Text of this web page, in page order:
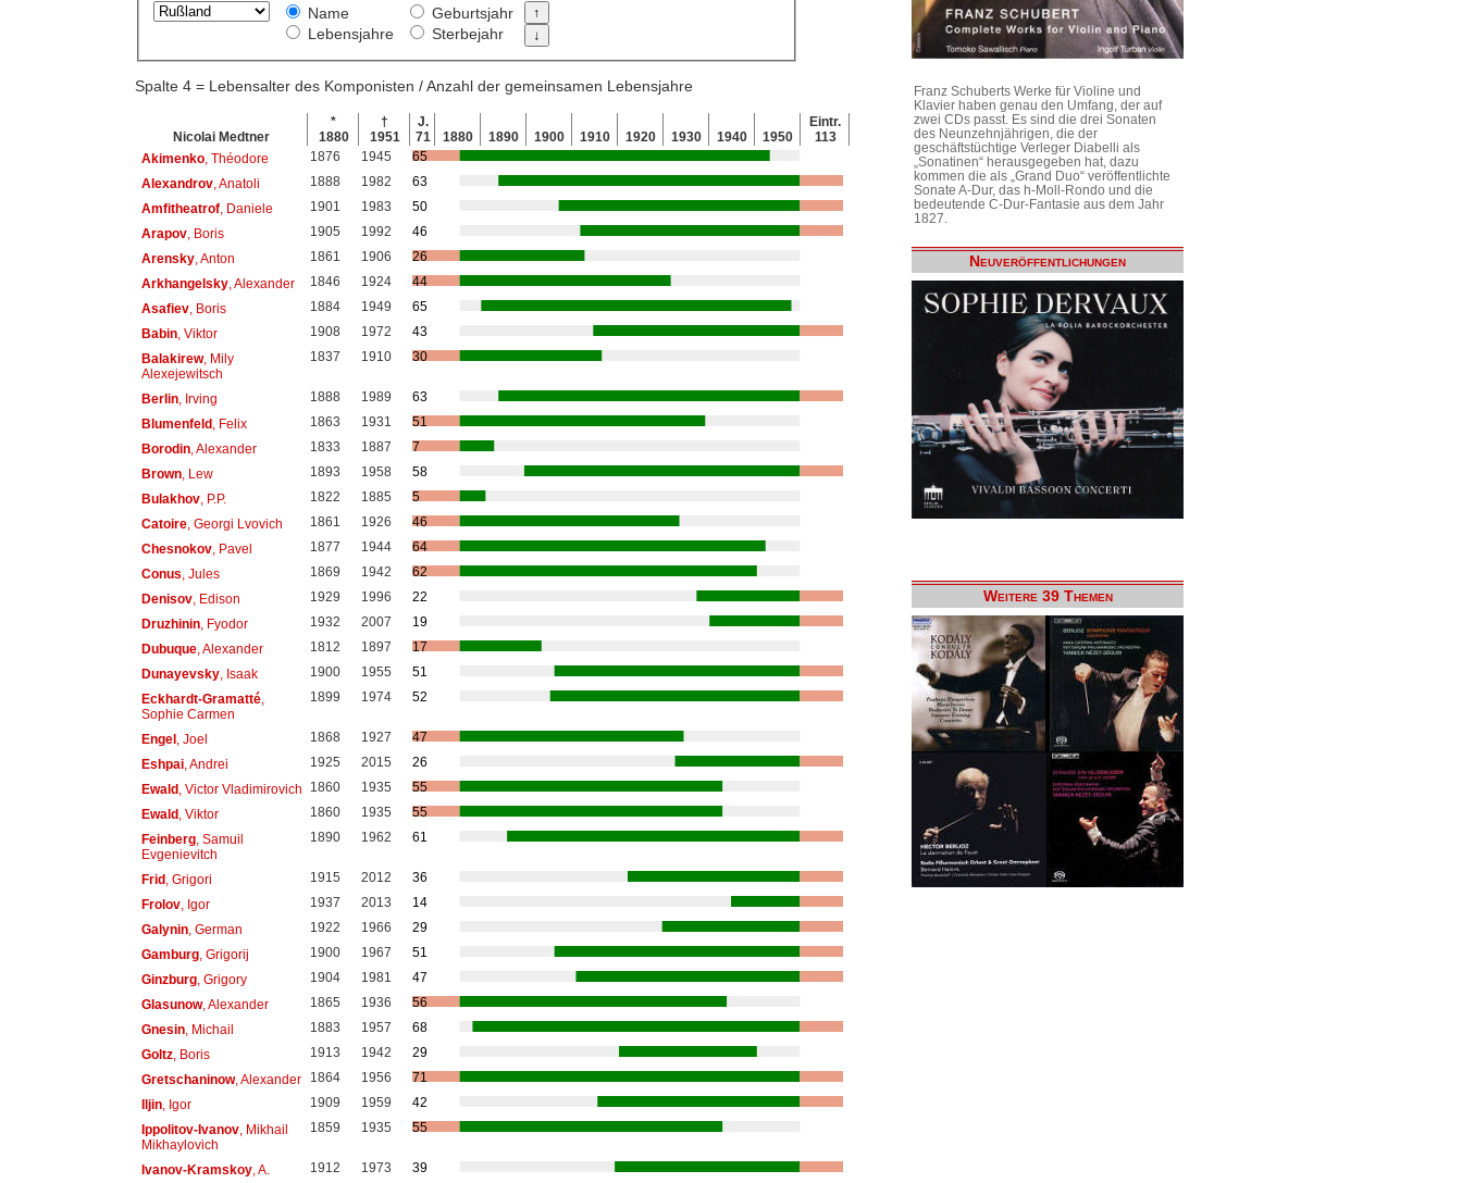
Name
Lebensjahre
Geburtsjahr
Sterbejahr
Spalte 4 = Lebensalter des Komponisten / Anzahl der gemeinsamen Lebensjahre
Nicolai Medtner
*
1880
†
1951
J.
71
1880 1890 1900 1910 1920 1930 1940 1950
Eintr.
113
Akimenko, Théodore 1876 1945
65
Alexandrov, Anatoli 1888 1982
63
Amfitheatrof, Daniele 1901 1983
50
Arapov, Boris 1905 1992
46
Arensky, Anton 1861 1906
26
Arkhangelsky, Alexander 1846 1924
44
Asafiev, Boris 1884 1949
65
Babin, Viktor 1908 1972
43
Balakirew, Mily
Alexejewitsch
1837 1910 30
Berlin, Irving 1888 1989
63
Blumenfeld , Felix 1863 1931
51
Borodin, Alexander 1833 1887
7
Brown, Lew 1893 1958
58
Bulakhov, P.P. 1822 1885
5
Catoire, Georgi Lvovich 1861 1926
46
Chesnokov, Pavel 1877 1944
64
Conus, Jules 1869 1942
62
Denisov, Edison 1929 1996
22
Druzhinin, Fyodor 1932 2007
19
Dubuque, Alexander 1812 1897
17
Dunayevsky, Isaak 1900 1955
51
Eckhardt-Gramatté,
Sophie Carmen
1899 1974 52
Engel , Joel 1868 1927
47
Eshpai, Andrei 1925 2015
26
Ewald , Victor Vladimirovich 1860 1935
55
Ewald , Viktor 1860 1935
55
Feinberg, Samuil
Evgenievitch
1890 1962 61
Frid , Grigori 1915 2012
36
Frolov, Igor 1937 2013
14
Galynin, German 1922 1966
29
Gamburg, Grigorij 1900 1967
51
Ginzburg, Grigory 1904 1981
47
Glasunow, Alexander 1865 1936
56
Gnesin, Michail 1883 1957
68
Goltz, Boris 1913 1942
29
Gretschaninow, Alexander 1864 1956
71
Iljin, Igor 1909 1959
42
Ippolitov-Ivanov, Mikhail
Mikhaylovich
1859 1935 55
Ivanov-Kramskoy, A. 1912 1973
39
Franz Schuberts Werke für Violine und
Klavier haben genau den Umfang, der auf
zwei CDs passt. Es sind die drei Sonaten
des Neunzehnjährigen, die der
geschäftstüchtige Verleger Diabelli als
„Sonatinen“ herausgegeben hat, dazu
kommen die als „Grand Duo“ veröffentlichte
Sonate A-Dur, das h-Moll-Rondo und die
bedeutende C-Dur-Fantasie aus dem Jahr
1827.
Neuveröffentlichungen
Weitere 39 Themen